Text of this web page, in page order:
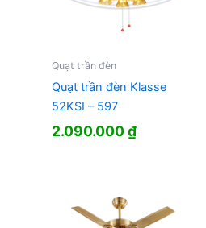
Quạt trần đèn
Quạt trần đèn Klasse
52KSI – 597
2.090.000₫